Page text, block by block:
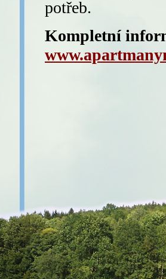
potřeb.
Kompletní